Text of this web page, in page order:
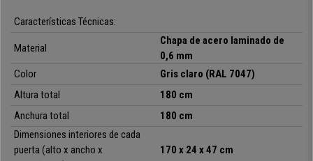
En el interior hay 2 baldas y una barra para colgar.
depositar calzado en las baldas y utilizar la zona central para chaquetas,
abrigos, ropa de trabajo o cualqueir otro objeto que desees guardar. Las
baldas soportan un peso máximo de 30 kg.
Cada puerta tiene un soporte de identificación
armario se mantenga en perfecto estado.
Características Técnicas:
Material
Chapa de acero laminado de
0,6 mm
Color
Gris claro (RAL 7047)
Altura total
180 cm
Anchura total
180 cm
Dimensiones interiores de cada
puerta (alto x ancho x
170 x 24 x 47 cm